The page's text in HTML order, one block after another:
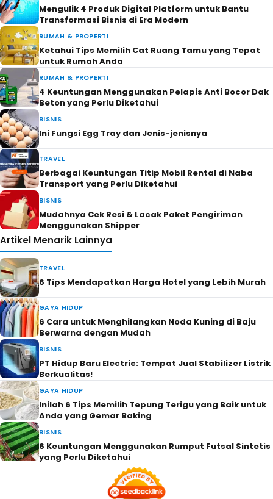
Mengulik 4 Produk Digital Platform untuk Bantu
Transformasi Bisnis di Era Modern
RUMAH & PROPERTI
Ketahui Tips Memilih Cat Ruang Tamu yang Tepat
untuk Rumah Anda
RUMAH & PROPERTI
4 Keuntungan Menggunakan Pelapis Anti Bocor Dak
Beton yang Perlu Diketahui
BISNIS
Ini Fungsi Egg Tray dan Jenis-jenisnya
TRAVEL
Berbagai Keuntungan Titip Mobil Rental di Naba
Transport yang Perlu Diketahui
BISNIS
Mudahnya Cek Resi & Lacak Paket Pengiriman
Menggunakan Shipper
Artikel Menarik Lainnya
TRAVEL
6 Tips Mendapatkan Harga Hotel yang Lebih Murah
GAYA HIDUP
6 Cara untuk Menghilangkan Noda Kuning di Baju
Berwarna dengan Mudah
BISNIS
PT Hidup Baru Electric: Tempat Jual Stabilizer Listrik
Berkualitas!
GAYA HIDUP
Inilah 6 Tips Memilih Tepung Terigu yang Baik untuk
Anda yang Gemar Baking
BISNIS
6 Keuntungan Menggunakan Rumput Futsal Sintetis
yang Perlu Diketahui